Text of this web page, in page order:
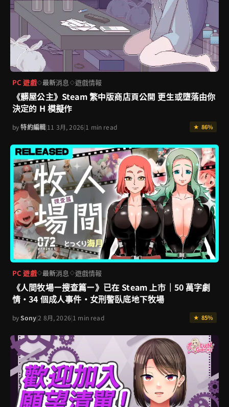
PC 遊戲◇最新消息 ◇遊戲情報
《髒屋公主》Steam 繁中版商店頁公開 更生或墮落由你
決定的 H 模擬作
by特約編輯|11 3月, 2026|1 min read ★ 86%
PC 遊戲◇最新消息 ◇遊戲情報
《人間牧場ー搜查篇ー》已在 Steam 上市｜50 萬字劇
情・34 個成人事件・女刑警臥底地下牧場
bySony|2 8月, 2026|1 min read ★ 85%